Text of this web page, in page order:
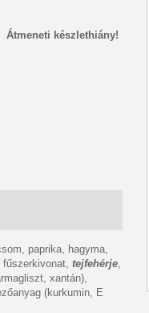
Átmeneti készlethiány!
paprika, hagyma,
tejfehérje,
xantán),
(kurkumin, E